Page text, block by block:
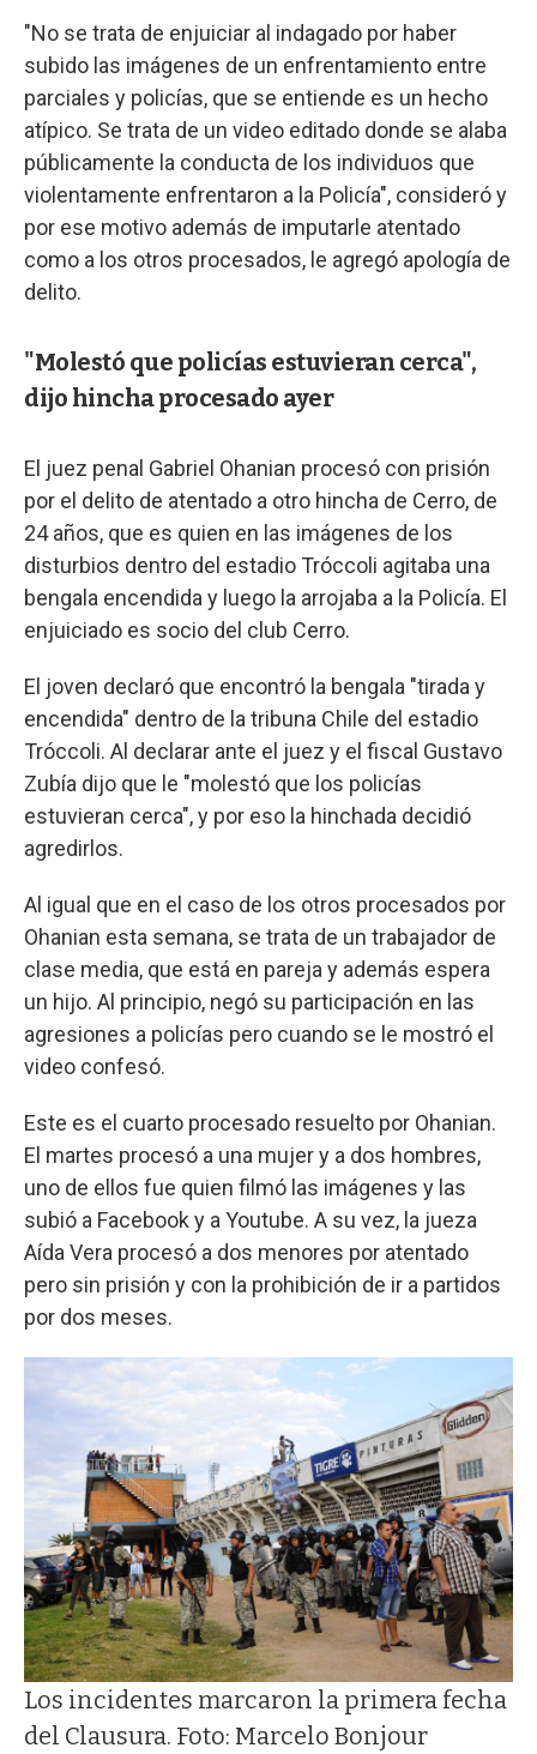
"No se trata de enjuiciar al indagado por haber
subido las imágenes de un enfrentamiento entre
parciales y policías, que se entiende es un hecho
atípico. Se trata de un video editado donde se alaba
públicamente la conducta de los individuos que
violentamente enfrentaron a la Policía", consideró y
por ese motivo además de imputarle atentado
como a los otros procesados, le agregó apología de
delito.
"Molestó que policías estuvieran cerca",
dijo hincha procesado ayer
El juez penal Gabriel Ohanian procesó con prisión
por el delito de atentado a otro hincha de Cerro, de
24 años, que es quien en las imágenes de los
disturbios dentro del estadio Tróccoli agitaba una
bengala encendida y luego la arrojaba a la Policía. El
enjuiciado es socio del club Cerro.
El joven declaró que encontró la bengala "tirada y
encendida" dentro de la tribuna Chile del estadio
Tróccoli. Al declarar ante el juez y el fiscal Gustavo
Zubía dijo que le "molestó que los policías
estuvieran cerca", y por eso la hinchada decidió
agredirlos.
Al igual que en el caso de los otros procesados por
Ohanian esta semana, se trata de un trabajador de
clase media, que está en pareja y además espera
un hijo. Al principio, negó su participación en las
agresiones a policías pero cuando se le mostró el
video confesó.
Este es el cuarto procesado resuelto por Ohanian.
El martes procesó a una mujer y a dos hombres,
uno de ellos fue quien filmó las imágenes y las
subió a Facebook y a Youtube. A su vez, la jueza
Aída Vera procesó a dos menores por atentado
pero sin prisión y con la prohibición de ir a partidos
por dos meses.
Los incidentes marcaron la primera fecha
del Clausura. Foto: Marcelo Bonjour